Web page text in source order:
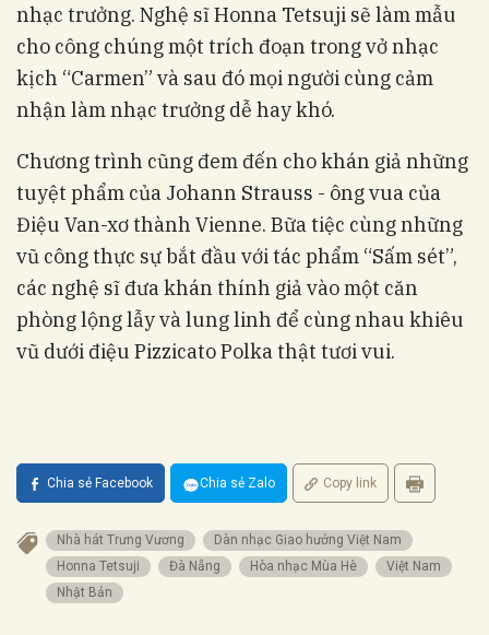
nhạc trưởng. Nghệ sĩ Honna Tetsuji sẽ làm mẫu
cho công chúng một trích đoạn trong vở nhạc
kịch “Carmen” và sau đó mọi người cùng cảm
nhận làm nhạc trưởng dễ hay khó.
Chương trình cũng đem đến cho khán giả những
tuyệt phẩm của Johann Strauss - ông vua của
Điệu Van-xơ thành Vienne. Bữa tiệc cùng những
vũ công thực sự bắt đầu với tác phẩm “Sấm sét”,
các nghệ sĩ đưa khán thính giả vào một căn
phòng lộng lẫy và lung linh để cùng nhau khiêu
vũ dưới điệu Pizzicato Polka thật tươi vui.
Chia sẻ Facebook Chia sẻ Zalo Copy link
Nhà hát Trưng Vương
Dàn nhạc Giao hưởng Việt Nam
Honna Tetsuji
Đà Nẵng Hòa nhạc Mùa Hè
Việt Nam
Nhật Bản